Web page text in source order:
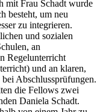
mit Frau Schadt wurde
besteht, um neu
zu integrieren.
und sozialen
an
Regelunterricht
und an klaren,
Abschlussprüfungen.
die Fellows zwei
Daniela Schadt.